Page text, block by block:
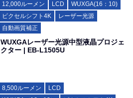
12,000ルーメン LCD
WUXGA(16：10)
ピクセルシフト4K
レーザー光源
自動画質補正
WUXGAレーザー光源中型液晶プロジェ
クター | EB-L1505U
8,500ルーメン
LCD